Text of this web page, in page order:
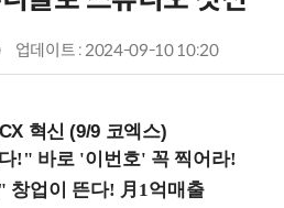
업데이트 : 2024-09-10 10:20
혁신 (9/9 코엑스)